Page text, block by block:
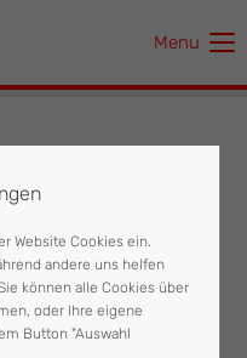
leider nicht.
leider nicht.
leider nicht.
Menu
für das
wir bereits am
befüllten zahlreiche
vorzubereiten.
Website Cookies ein.
andere uns helfen
können alle Cookies über
oder Ihre eigene
Button "Auswahl